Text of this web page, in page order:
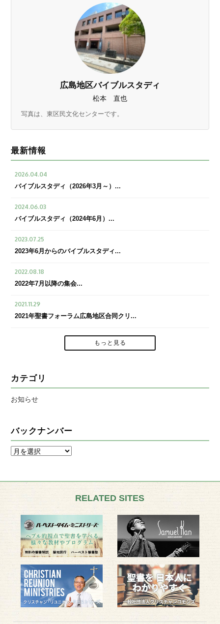
広島地区バイブルスタディ
松本 直也
写真は、東区民文化センターです。
最新情報
2026.04.04
バイブルスタディ（2026年3月～）...
2024.06.03
バイブルスタディ（2024年6月）...
2023.07.25
2023年6月からのバイブルスタディ...
2022.08.18
2022年7月以降の集会...
2021.11.29
2021年聖書フォーラム広島地区合同クリ...
もっと見る
カテゴリ
お知らせ
バックナンバー
RELATED SITES